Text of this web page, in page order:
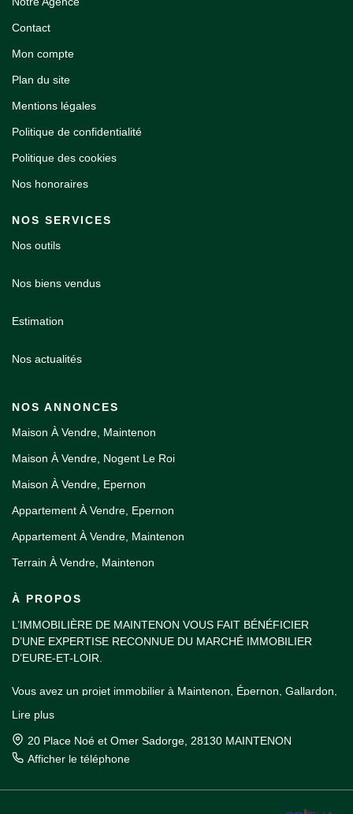
Contact
Mon compte
Plan du site
Mentions légales
Politique de confidentialité
Politique des cookies
Nos honoraires
NOS SERVICES
Nos outils
Nos biens vendus
Estimation
Nos actualités
NOS ANNONCES
Maison À Vendre, Maintenon
Maison À Vendre, Nogent Le Roi
Maison À Vendre, Epernon
Appartement À Vendre, Epernon
Appartement À Vendre, Maintenon
Terrain À Vendre, Maintenon
À PROPOS
L’IMMOBILIÈRE DE MAINTENON VOUS FAIT BÉNÉFICIER
D’UNE EXPERTISE RECONNUE DU MARCHÉ IMMOBILIER
D’EURE-ET-LOIR.
Vous avez un projet immobilier à Maintenon, Épernon, Gallardon,
Rambouillet ? Venez découvrir notre sélection d’annonces en
vitrine dans notre agence du centre-ville de Maintenon.
journée pour vous aider à choisir le bien idéal pour votre projet de
vie. Que vous souhaitiez acheter une résidence principale ou
Lire plus
20 Place Noé et Omer Sadorge, 28130 MAINTENON
Afficher le téléphone